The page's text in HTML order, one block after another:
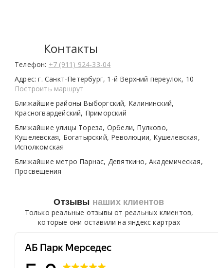
Контакты
Телефон: +7 (911) 924-33-04
Адрес:г. Санкт-Петербург, 1-й Верхний переулок, 10
Построить маршрут
Ближайшие районы Выборгский, Калининский,
Красногвардейский, Приморский
Ближайшие улицы Тореза, Орбели, Пулково,
Кушелевская, Богатырский, Революции, Кушелевская,
Исполкомская
Ближайшие метро Парнас, Девяткино, Академическая,
Просвещения
Отзывы наших клиентов
Только реальные отзывы от реальных клиентов,
которые они оставили на яндекс картрах